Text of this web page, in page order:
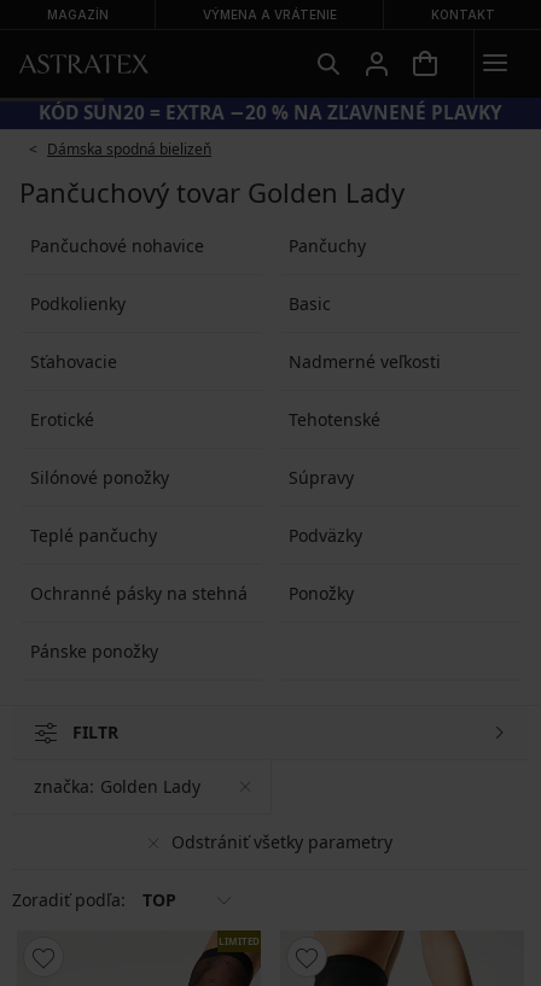
MAGAZÍN VÝMENA A VRÁTENIE KONTAKT
KÓD SUN20 = EXTRA −20 % NA ZĽAVNENÉ PLAVKY
Dámska spodná bielizeň
Pančuchový tovar Golden Lady
Pančuchové nohavice Pančuchy
Podkolienky Basic
Sťahovacie Nadmerné veľkosti
Erotické Tehotenské
Silónové ponožky Súpravy
Teplé pančuchy Podväzky
Ochranné pásky na stehná Ponožky
Pánske ponožky
FILTR
Odstrániť všetky parametry
značka: Golden Lady
Zoradiť podľa: TOP
LIMITED